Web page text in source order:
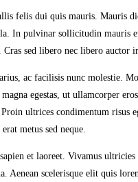
felis dui quis mauris.
pulvinar sollicitudin mauris
sed libero nec libero auctor
ac facilisis nunc molestie.
egestas, ut ullamcorper
ultrices condimentum
metus sed neque.
et laoreet. Vivamus
scelerisque elit quis